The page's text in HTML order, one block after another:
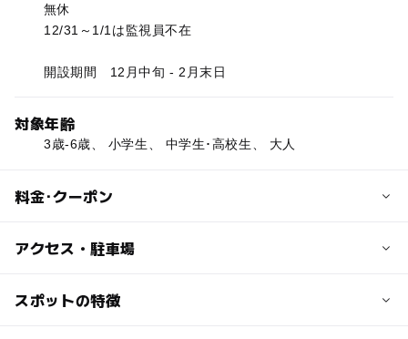
無休
12/31～1/1は監視員不在
開設期間 12月中旬 - 2月末日
対象年齢
3歳-6歳、 小学生、 中学生･高校生、 大人
料金･クーポン
子供の料金
アクセス・駐車場
交通アクセス
スポットの特徴